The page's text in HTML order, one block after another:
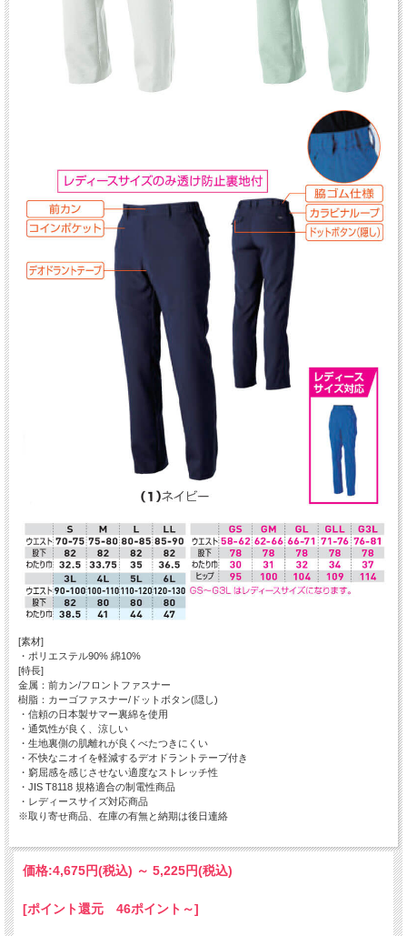
[素材]
・ポリエステル90% 綿10%
[特長]
金属：前カン/フロントファスナー
樹脂：カーゴファスナー/ドットボタン(隠し)
・信頼の日本製サマー裏綿を使用
・通気性が良く、涼しい
・生地裏側の肌離れが良くべたつきにくい
・不快なニオイを軽減するデオドラントテープ付き
・窮屈感を感じさせない適度なストレッチ性
・JIS T8118 規格適合の制電性商品
・レディースサイズ対応商品
※取り寄せ商品、在庫の有無と納期は後日連絡
価格:4,675円(税込) ～ 5,225円(税込)
[ポイント還元 46ポイント～]